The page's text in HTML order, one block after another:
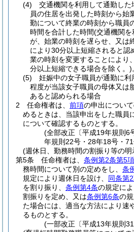
(4)
交通機関を利用して通勤し
員の住居を出発した時刻から始
勤について終業の時刻から職員
時間を合計した時間(交通機関を
が、始業の時刻を遅らせ、又は
により30分以上短縮されると認
業の時刻を変更することにより
分以上短縮できる場合を除く。)
(5)
妊娠中の女子職員が通勤に
程度が当該女子職員の母体又は
あると認められる場合
2
任命権者は、 前項の申出につい
めるときは、当該申出をした職員
について確認するものとする。
(全部改正〔平成19年規則6
年規則22号・28年18号・
(週休日、勤務時間の割振り等の明
第5条
任命権者は、 条例第2条第5項
務時間について別の定めをし、 条
規定により週休日を設け、 同条第
を割り振り、 条例第4条の規定に
割振りを定め、又は条例第6条の
た場合には、適当な方法により速
るものとする。
(一部改正〔平成13年規則